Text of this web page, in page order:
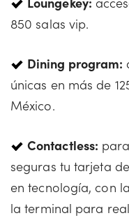
850 salas vip.
Dining program:
únicas en más de
México.
Contactless:
seguras tu tarjeta
en tecnología, con
la terminal para